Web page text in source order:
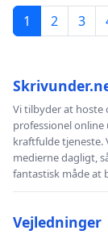
1 2 3
Vi tilbyder at hoste
professionel
kraftfulde
medierne dagligt,
fantastisk måde at
Vejledninger